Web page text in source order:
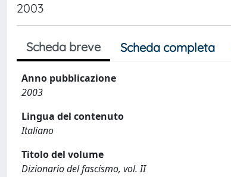
2003
Scheda breve Scheda completa
Anno pubblicazione
2003
Lingua del contenuto
Italiano
Titolo del volume
Dizionario del fascismo, vol. II